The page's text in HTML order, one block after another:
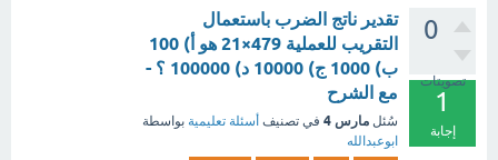
0
تصويتات
1
إجابة
تقدير ناتج الضرب باستعمال
ب) 1000 ج) 10000 د) 100000 ؟ -
مع الشرح
سُئل مارس 4 في تصنيف أسئلة تعليمية بواسطة
ابوعبدالله